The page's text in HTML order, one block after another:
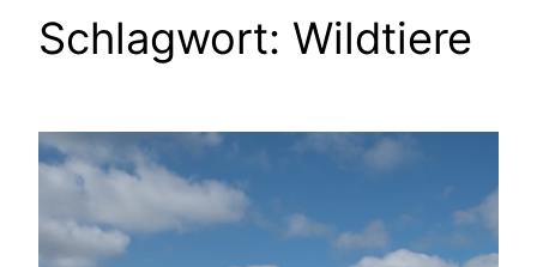
Schlagwort: Wildtiere